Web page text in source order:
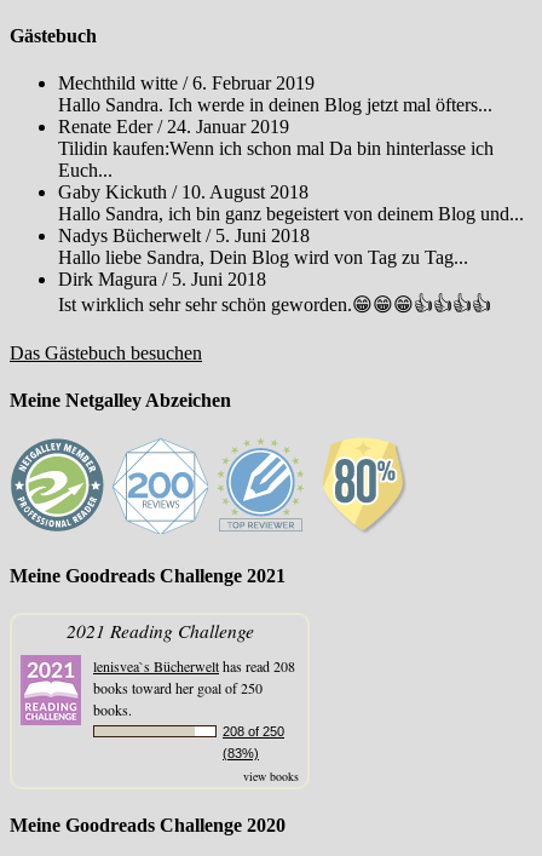
Gästebuch
Mechthild witte /6. Februar 2019
Hallo Sandra. Ich werde in deinen Blog jetzt mal öfters...
Renate Eder/ 24. Januar 2019
Tilidin kaufen:Wenn ich schon mal Da bin hinterlasse ich
Euch...
Gaby Kickuth / 10. August 2018
Hallo Sandra, ich bin ganz begeistert von deinem Blog und...
Nadys Bücherwelt / 5. Juni 2018
Hallo liebe Sandra, Dein Blog wird von Tag zu Tag...
Dirk Magura / 5. Juni 2018
Ist wirklich sehr sehr schön geworden.😁😁😁👍👍👍👍
Das Gästebuch besuchen
Meine Netgalley Abzeichen
Meine Goodreads Challenge 2021
2021 Reading Challenge
lenisvea`s Bücherwelthas read 208
books toward her goal of 250
books.
208 of 250
(83%)
view books
Meine Goodreads Challenge 2020